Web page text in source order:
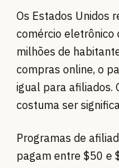
Os Estados Unidos
comércio eletrônico
milhões de
compras online, o
igual para afiliados.
costuma ser
Programas de
pagam entre $50 e